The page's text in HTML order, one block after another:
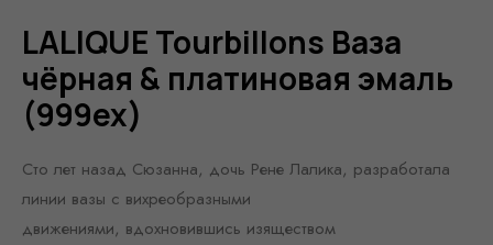
LALIQUE Tourbillons Ваза
чёрная & платиновая эмаль
(999ex)
Сто лет назад Сюзанна, дочь Рене Лалика, разработала
линии вазы с вихреобразными
движениями, вдохновившись изяществом